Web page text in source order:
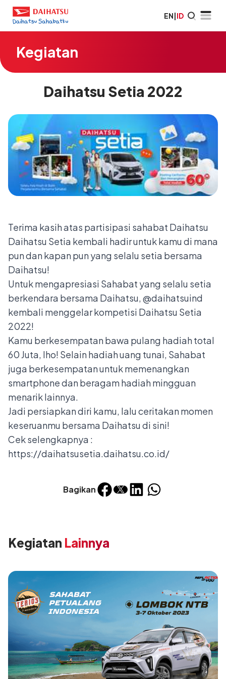
EN|ID
Kegiatan
Bagikan
Daihatsu Setia 2022
Terima kasih atas partisipasi sahabat Daihatsu
Daihatsu Setia kembali hadir untuk kamu di mana
pun dan kapan pun yang selalu setia bersama
Daihatsu!
Untuk mengapresiasi Sahabat yang selalu setia
berkendara bersama Daihatsu, @daihatsuind
kembali menggelar kompetisi Daihatsu Setia
2022!
Kamu berkesempatan bawa pulang hadiah total
60 Juta, lho! Selain hadiah uang tunai, Sahabat
juga berkesempatan untuk memenangkan
smartphone dan beragam hadiah mingguan
menarik lainnya.
Jadi persiapkan diri kamu, lalu ceritakan momen
keseruanmu bersama Daihatsu di sini!
Cek selengkapnya :
https://daihatsusetia.daihatsu.co.id/
Kegiatan Lainnya